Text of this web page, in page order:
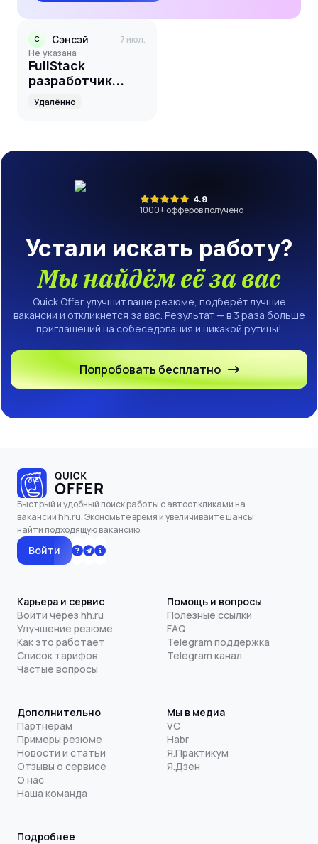
С Сэнсэй 7 июл.
Не указана
FullStack
разработчик
TypeScript
Удалённо
4.9
1000+ офферов получено
Устали искать работу?
Мы найдём её за вас
Quick Offer улучшит ваше резюме, подберёт лучшие
вакансии и откликнется за вас. Результат — в 3 раза больше
приглашений на собеседования и никакой рутины!
Попробовать бесплатно
Быстрый и удобный поиск работы с автооткликами на
вакансии hh.ru. Экономьте время и увеличивайте шансы
найти подходящую вакансию.
Войти
Карьера и сервис
Войти через hh.ru
Улучшение резюме
Как это работает
Список тарифов
Частые вопросы
Помощь и вопросы
Полезные ссылки
FAQ
Telegram поддержка
Telegram канал
Дополнительно
Партнерам
Примеры резюме
Новости и статьи
Отзывы о сервисе
О нас
Наша команда
Мы в медиа
VC
Habr
Я.Практикум
Я.Дзен
Подробнее